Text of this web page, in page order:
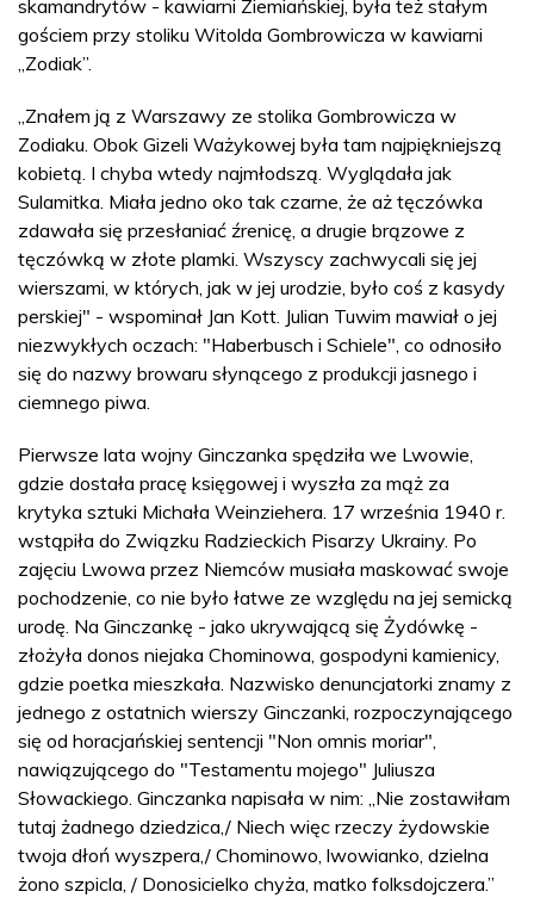
skamandrytów - kawiarni Ziemiańskiej, była też stałym
gościem przy stoliku Witolda Gombrowicza w kawiarni
„Zodiak”.
„Znałem ją z Warszawy ze stolika Gombrowicza w
Zodiaku. Obok Gizeli Ważykowej była tam najpiękniejszą
kobietą. I chyba wtedy najmłodszą. Wyglądała jak
Sulamitka. Miała jedno oko tak czarne, że aż tęczówka
zdawała się przesłaniać źrenicę, a drugie brązowe z
tęczówką w złote plamki. Wszyscy zachwycali się jej
wierszami, w których, jak w jej urodzie, było coś z kasydy
perskiej" - wspominał Jan Kott. Julian Tuwim mawiał o jej
niezwykłych oczach: "Haberbusch i Schiele", co odnosiło
się do nazwy browaru słynącego z produkcji jasnego i
ciemnego piwa.
Pierwsze lata wojny Ginczanka spędziła we Lwowie,
gdzie dostała pracę księgowej i wyszła za mąż za
krytyka sztuki Michała Weinziehera. 17 września 1940 r.
wstąpiła do Związku Radzieckich Pisarzy Ukrainy. Po
zajęciu Lwowa przez Niemców musiała maskować swoje
pochodzenie, co nie było łatwe ze względu na jej semicką
urodę. Na Ginczankę - jako ukrywającą się Żydówkę -
złożyła donos niejaka Chominowa, gospodyni kamienicy,
gdzie poetka mieszkała. Nazwisko denuncjatorki znamy z
jednego z ostatnich wierszy Ginczanki, rozpoczynającego
się od horacjańskiej sentencji "Non omnis moriar",
nawiązującego do "Testamentu mojego" Juliusza
Słowackiego. Ginczanka napisała w nim: „Nie zostawiłam
tutaj żadnego dziedzica,/ Niech więc rzeczy żydowskie
twoja dłoń wyszpera,/ Chominowo, lwowianko, dzielna
żono szpicla, / Donosicielko chyża, matko folksdojczera.”